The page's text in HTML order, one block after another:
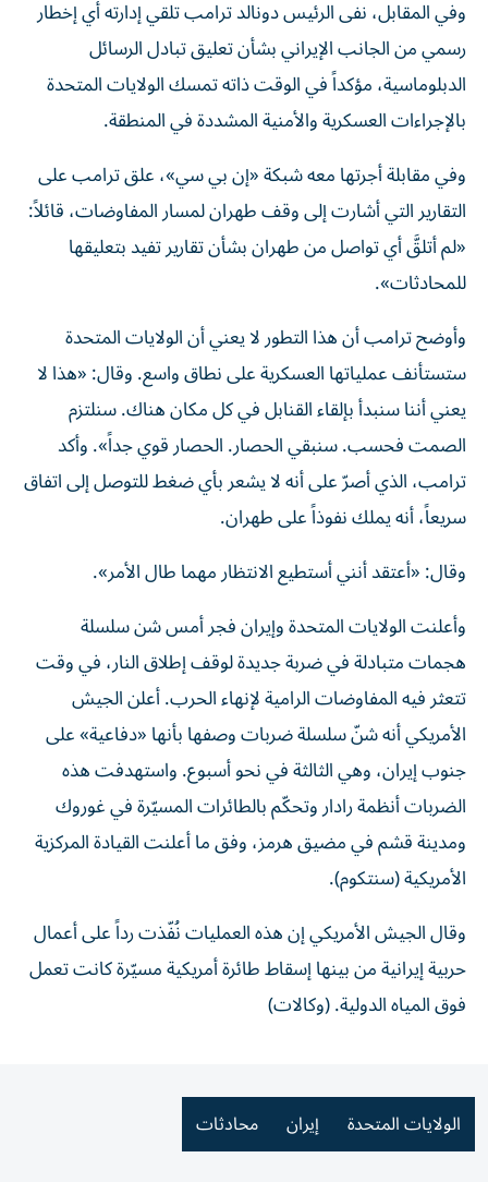
وفي المقابل، نفى الرئيس دونالد ترامب تلقي إدارته أي إخطار
رسمي من الجانب الإيراني بشأن تعليق تبادل الرسائل
الدبلوماسية، مؤكداً في الوقت ذاته تمسك الولايات المتحدة
بالإجراءات العسكرية والأمنية المشددة في المنطقة.
وفي مقابلة أجرتها معه شبكة «إن بي سي»، علق ترامب على
التقارير التي أشارت إلى وقف طهران لمسار المفاوضات، قائلاً:
«لم أتلقَّ أي تواصل من طهران بشأن تقارير تفيد بتعليقها
للمحادثات».
وأوضح ترامب أن هذا التطور لا يعني أن الولايات المتحدة
ستستأنف عملياتها العسكرية على نطاق واسع. وقال: «هذا لا
يعني أننا سنبدأ بإلقاء القنابل في كل مكان هناك. سنلتزم
الصمت فحسب. سنبقي الحصار. الحصار قوي جداً». وأكد
ترامب، الذي أصرّ على أنه لا يشعر بأي ضغط للتوصل إلى اتفاق
سريعاً، أنه يملك نفوذاً على طهران.
وقال: «أعتقد أنني أستطيع الانتظار مهما طال الأمر».
وأعلنت الولايات المتحدة وإيران فجر أمس شن سلسلة
هجمات متبادلة في ضربة جديدة لوقف إطلاق النار، في وقت
تتعثر فيه المفاوضات الرامية لإنهاء الحرب. أعلن الجيش
الأمريكي أنه شنّ سلسلة ضربات وصفها بأنها «دفاعية» على
جنوب إيران، وهي الثالثة في نحو أسبوع. واستهدفت هذه
الضربات أنظمة رادار وتحكّم بالطائرات المسيّرة في غوروك
ومدينة قشم في مضيق هرمز، وفق ما أعلنت القيادة المركزية
الأمريكية (سنتكوم).
وقال الجيش الأمريكي إن هذه العمليات نُفّذت رداً على أعمال
حربية إيرانية من بينها إسقاط طائرة أمريكية مسيّرة كانت تعمل
فوق المياه الدولية. (وكالات)
الولايات المتحدة إيران محادثات